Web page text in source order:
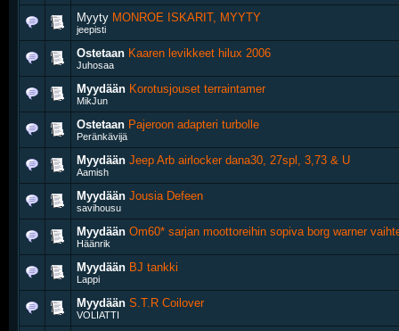
Myyty MONROE ISKARIT, MYYTY
jeepisti
Ostetaan Kaaren levikkeet hilux 2006
Juhosaa
Myydään Korotusjouset terraintamer
MikJun
Ostetaan Pajeroon adapteri turbolle
Peränkävijä
Myydään Jeep Arb airlocker dana30, 27spl, 3,73 & U
Aamish
Myydään Jousia Defeen
savihousu
Myydään Om60* sarjan moottoreihin sopiva borg warner
Häänrik
Myydään BJ tankki
Lappi
Myydään S.T.R Coilover
VOLIATTI